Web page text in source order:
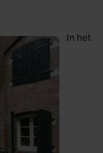
In het